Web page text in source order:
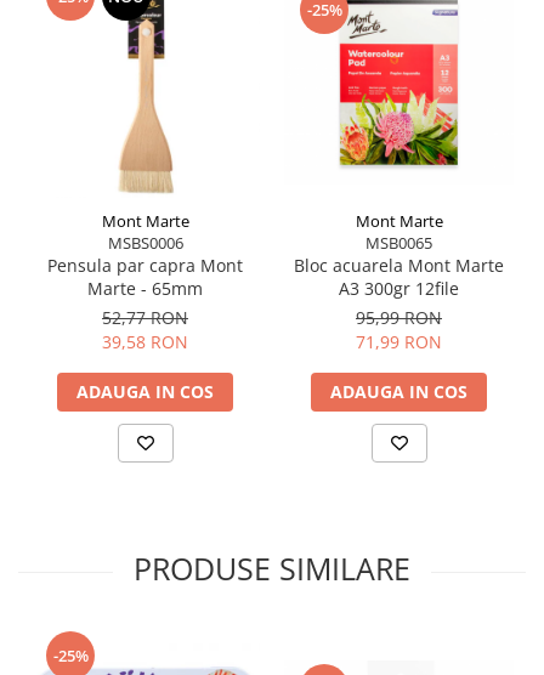
Green, Sap Green, Olive Green, Limonite, Burnt
Sienna, Red Oxide, Burnt Umber, Umber, Sepia,
Non toxice și pe bază de apă pentru curățare
Mont Marte
MSBS0006
Pensula par capra Mont
Marte - 65mm
52,77 RON
39,58 RON
ADAUGA IN COS
-25%
Mont Marte
MSB0065
Bloc acuarela Mont Marte
A3 300gr 12file
95,99 RON
71,99 RON
ADAUGA IN COS
PRODUSE SIMILARE
-25%